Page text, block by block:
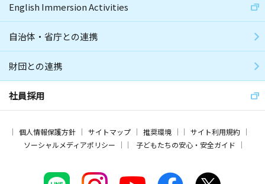
English Immersion Activities
自治体・省庁との連携
財団との連携
社員採用
個人情報保護方針 サイトマップ 推奨環境
サイト利用規約
ソーシャルメディアポリシー
子どもたちの安心・安全ガイド